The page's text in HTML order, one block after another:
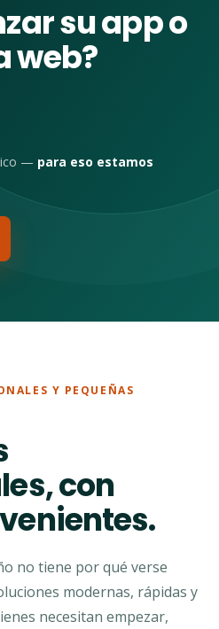
su app o
web?
— para eso estamos
Y PEQUEÑAS
con
no tiene por qué verse
modernas, rápidas y
necesitan empezar,